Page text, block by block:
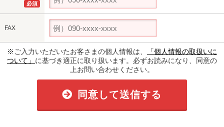
必須
FAX
※ご入力いただいたお客さまの個人情報は、
「個人情報の取扱いに
ついて」 に基づき適正に取り扱います。必ずお読みになり、同意の
上お問い合わせください。
同意して送信する